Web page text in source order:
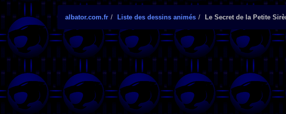
albator.com.fr Liste des dessins animés Le Secret de la Petite